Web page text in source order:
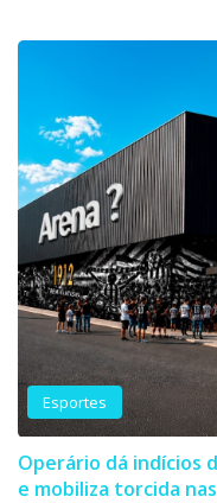
Esportes
Operário dá indícios
e mobiliza torcida